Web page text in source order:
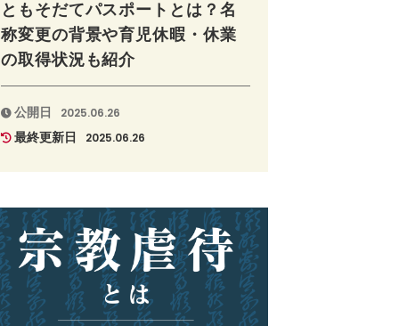
ともそだてパスポートとは？名
称変更の背景や育児休暇・休業
の取得状況も紹介
公開日 2025.06.26
最終更新日 2025.06.26